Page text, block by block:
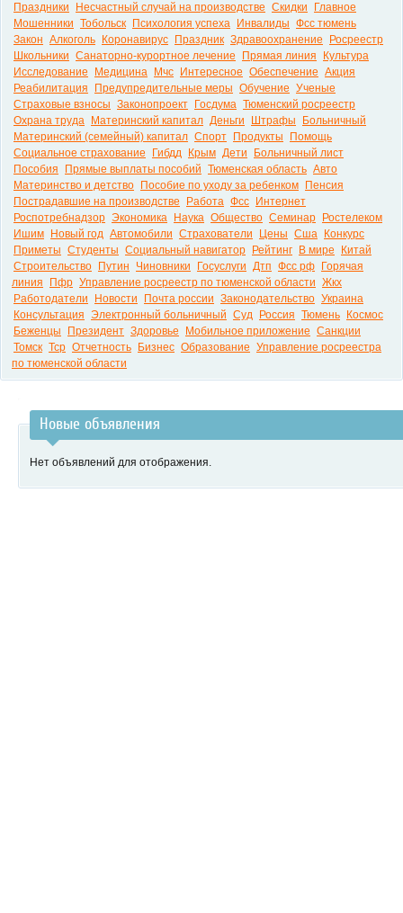
Праздники
Несчастный случай на производстве Скидки
Главное
Мошенники Тобольск Психология успеха Инвалиды Фсс тюмень
Закон Алкоголь Коронавирус Праздник Здравоохранение
Росреестр
Школьники Санаторно-курортное лечение Прямая линия
Культура
Исследование
Медицина Мчс Интересное Обеспечение Акция
Реабилитация
Предупредительные меры Обучение Ученые
Страховые взносы Законопроект Госдума Тюменский росреестр
Охрана труда
Материнский капитал Деньги Штрафы
Больничный
Материнский (семейный) капитал Спорт Продукты
Помощь
Социальное страхование
Гибдд Крым Дети
Больничный лист
Пособия
Прямые выплаты пособий Тюменская область Авто
Материнство и детство
Пособие по уходу за ребенком
Пенсия
Пострадавшие на производстве
Работа Фсс
Интернет
Роспотребнадзор Экономика Наука Общество Семинар
Ростелеком
Ишим
Новый год Автомобили Страхователи Цены Сша
Конкурс
Приметы Студенты Социальный навигатор Рейтинг В мире
Китай
Строительство
Путин Чиновники Госуслуги Дтп Фсс рф
Горячая
линия
Пфр Управление росреестр по тюменской области Жкх
Работодатели
Новости Почта россии Законодательство Украина
Консультация Электронный больничный Суд Россия Тюмень
Космос
Беженцы
Президент Здоровье Мобильное приложение Санкции
Томск Тср Отчетность Бизнес Образование Управление росреестра
по тюменской области
Новые объявления
Нет объявлений для отображения.